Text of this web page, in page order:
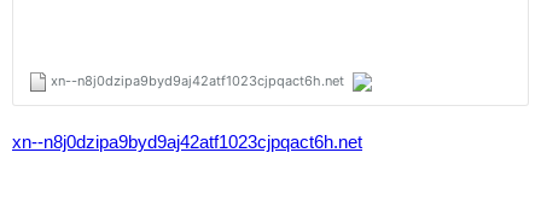
xn--n8j0dzipa9byd9aj42atf1023cjpqact6h.net